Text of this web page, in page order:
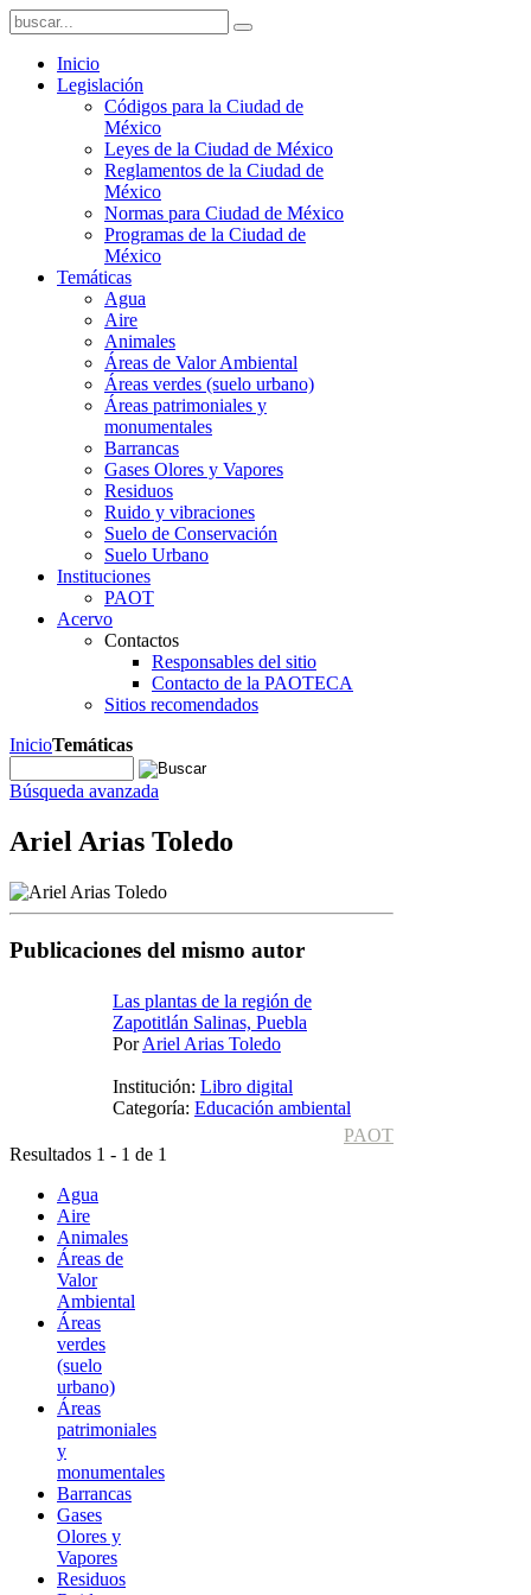
Inicio
Legislación
Códigos para la Ciudad de
México
Leyes de la Ciudad de México
Reglamentos de la Ciudad de
México
Normas para Ciudad de México
Programas de la Ciudad de
México
Temáticas
Agua
Aire
Animales
Áreas de Valor Ambiental
Áreas verdes (suelo urbano)
Áreas patrimoniales y
monumentales
Barrancas
Gases Olores y Vapores
Residuos
Ruido y vibraciones
Suelo de Conservación
Suelo Urbano
Instituciones
PAOT
Acervo
Contactos
Responsables del sitio
Contacto de la PAOTECA
Sitios recomendados
InicioTemáticas
Búsqueda avanzada
Ariel Arias Toledo
Publicaciones del mismo autor
Las plantas de la región de
Zapotitlán Salinas, Puebla
PorAriel Arias Toledo
Institución: Libro digital
Categoría: Educación ambiental
PAOT
Resultados 1 - 1 de 1
Agua
Aire
Animales
Áreas de
Valor
Ambiental
Áreas
verdes
(suelo
urbano)
Áreas
patrimoniales
y
monumentales
Barrancas
Gases
Olores y
Vapores
Residuos